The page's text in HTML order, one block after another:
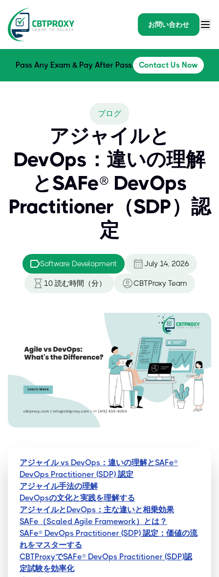
お問い合わせ
Pass Any Exam & Pay After Pass. Contact Us Now
ブログ
アジャイルと
DevOps：違いの理解
とSAFe® DevOps
Practitioner（SDP）認
定
Software Development July 14, 2026
10 読む時間（分） CBTProxy Team
アジャイル vs DevOps：違いの理解とSAFe®
DevOps Practitioner (SDP) 認定
アジャイル手法の理解
DevOpsの文化と実践を理解する
アジャイルとDevOps：主な違いと相乗効果
SAFe（Scaled Agile Framework）とは？
SAFe® DevOps Practitioner (SDP) 認定：価値の流
れをマスターする
CBTProxyでSAFe® DevOps Practitioner (SDP)認
定試験を効率化